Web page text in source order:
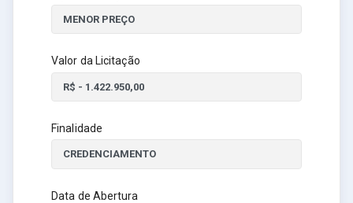
Valor da Licitação
Finalidade
Data de Abertura